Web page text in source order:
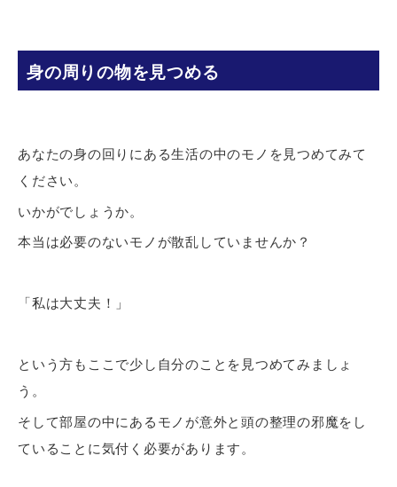
身の周りの物を見つめる
あなたの身の回りにある生活の中のモノを見つめてみて
ください。
いかがでしょうか。
本当は必要のないモノが散乱していませんか？
「私は大丈夫！」
という方もここで少し自分のことを見つめてみましょ
う。
そして部屋の中にあるモノが意外と頭の整理の邪魔をし
ていることに気付く必要があります。